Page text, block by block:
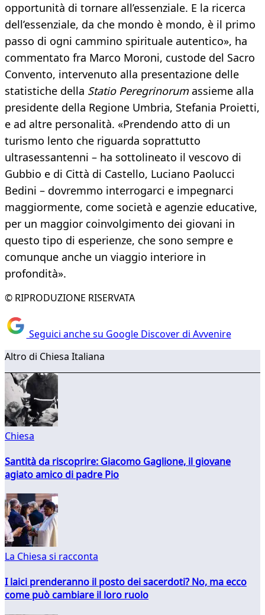
opportunità di tornare all’essenziale. E la ricerca
dell’essenziale, da che mondo è mondo, è il primo
passo di ogni cammino spirituale autentico», ha
commentato fra Marco Moroni, custode del Sacro
Convento, intervenuto alla presentazione delle
statistiche della Statio Peregrinorumassieme alla
presidente della Regione Umbria, Stefania Proietti,
e ad altre personalità. «Prendendo atto di un
turismo lento che riguarda soprattutto
ultrasessantenni – ha sottolineato il vescovo di
Gubbio e di Città di Castello, Luciano Paolucci
Bedini – dovremmo interrogarci e impegnarci
maggiormente, come società e agenzie educative,
per un maggior coinvolgimento dei giovani in
questo tipo di esperienze, che sono sempre e
comunque anche un viaggio interiore in
profondità».
© RIPRODUZIONE RISERVATA
Seguici anche su Google Discover di Avvenire
Altro di Chiesa Italiana
Chiesa
Santità da riscoprire: Giacomo Gaglione, il giovane
agiato amico di padre Pio
La Chiesa si racconta
I laici prenderanno il posto dei sacerdoti? No, ma ecco
come può cambiare il loro ruolo